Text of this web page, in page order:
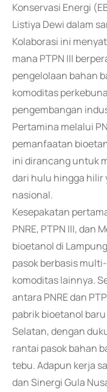
Konservasi Energi
Listiya Dewi dalam
Kolaborasi ini
mana PTPN III
pengelolaan bahan
komoditas
pengembangan
Pertamina melalui
pemanfaatan
ini dirancang untuk
dari hulu hingga hilir
nasional.
Kesepakatan
PNRE, PTPN III, dan
bioetanol di
pasok berbasis
komoditas lainnya.
antara PNRE dan
pabrik bioetanol
Selatan, dengan
rantai pasok bahan
tebu. Adapun kerja
dan Sinergi Gula